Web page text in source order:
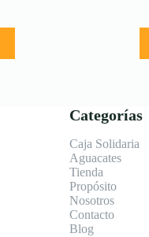
Categorías
Caja Solidaria
Aguacates
Tienda
Propósito
Nosotros
Contacto
Blog